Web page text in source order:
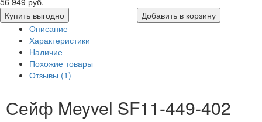
Купить выгодно
Добавить в корзину
Описание
Характеристики
Наличие
Похожие товары
Отзывы (1)
Сейф Meyvel SF11-449-402